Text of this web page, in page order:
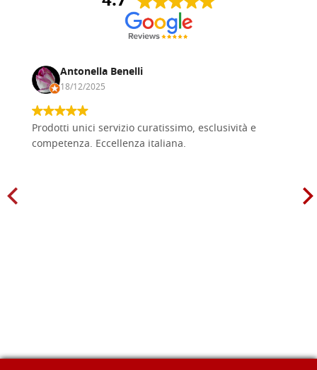
Antonella Benelli
18/12/2025
Prodotti unici servizio curatissimo, esclusività e
competenza. Eccellenza italiana.